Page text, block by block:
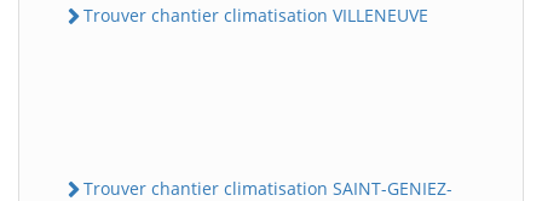
Trouver chantier climatisation VILLENEUVE
Trouver chantier climatisation SAINT-GENIEZ-